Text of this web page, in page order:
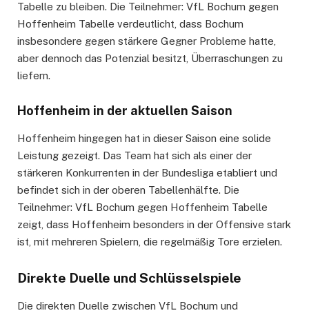
Tabelle zu bleiben. Die Teilnehmer: VfL Bochum gegen
Hoffenheim Tabelle verdeutlicht, dass Bochum
insbesondere gegen stärkere Gegner Probleme hatte,
aber dennoch das Potenzial besitzt, Überraschungen zu
liefern.
Hoffenheim in der aktuellen Saison
Hoffenheim hingegen hat in dieser Saison eine solide
Leistung gezeigt. Das Team hat sich als einer der
stärkeren Konkurrenten in der Bundesliga etabliert und
befindet sich in der oberen Tabellenhälfte. Die
Teilnehmer: VfL Bochum gegen Hoffenheim Tabelle
zeigt, dass Hoffenheim besonders in der Offensive stark
ist, mit mehreren Spielern, die regelmäßig Tore erzielen.
Direkte Duelle und Schlüsselspiele
Die direkten Duelle zwischen VfL Bochum und